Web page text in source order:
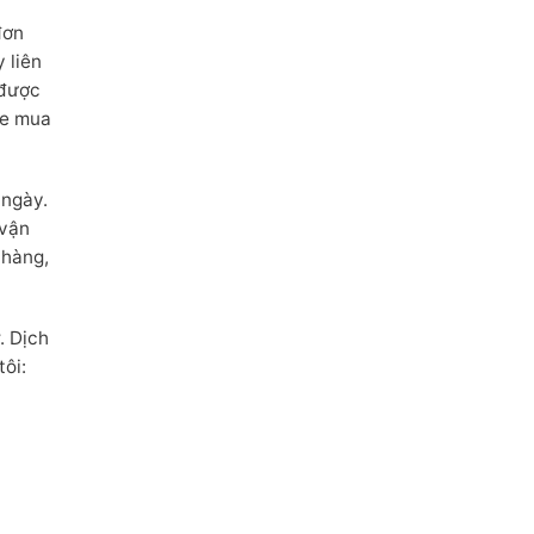
liên
mua
Dịch